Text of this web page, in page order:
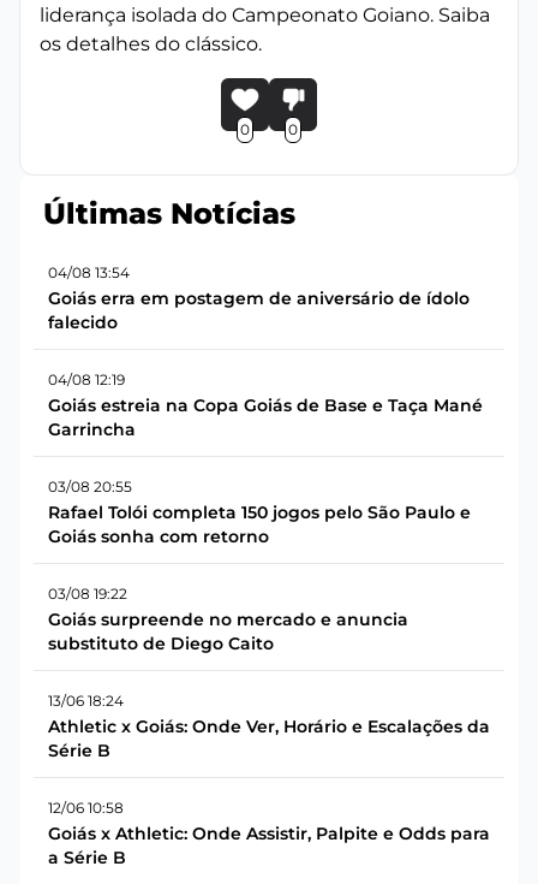
liderança isolada do Campeonato Goiano. Saiba
os detalhes do clássico.
0 0
Últimas Notícias
04/08 13:54
Goiás erra em postagem de aniversário de ídolo
falecido
04/08 12:19
Goiás estreia na Copa Goiás de Base e Taça Mané
Garrincha
03/08 20:55
Rafael Tolói completa 150 jogos pelo São Paulo e
Goiás sonha com retorno
03/08 19:22
Goiás surpreende no mercado e anuncia
substituto de Diego Caito
13/06 18:24
Athletic x Goiás: Onde Ver, Horário e Escalações da
Série B
12/06 10:58
Goiás x Athletic: Onde Assistir, Palpite e Odds para
a Série B